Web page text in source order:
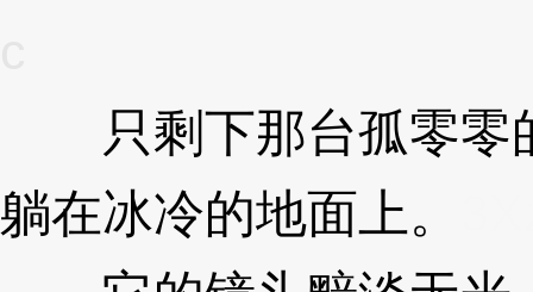
只剩下那台孤零零
躺在冰冷的地面上。